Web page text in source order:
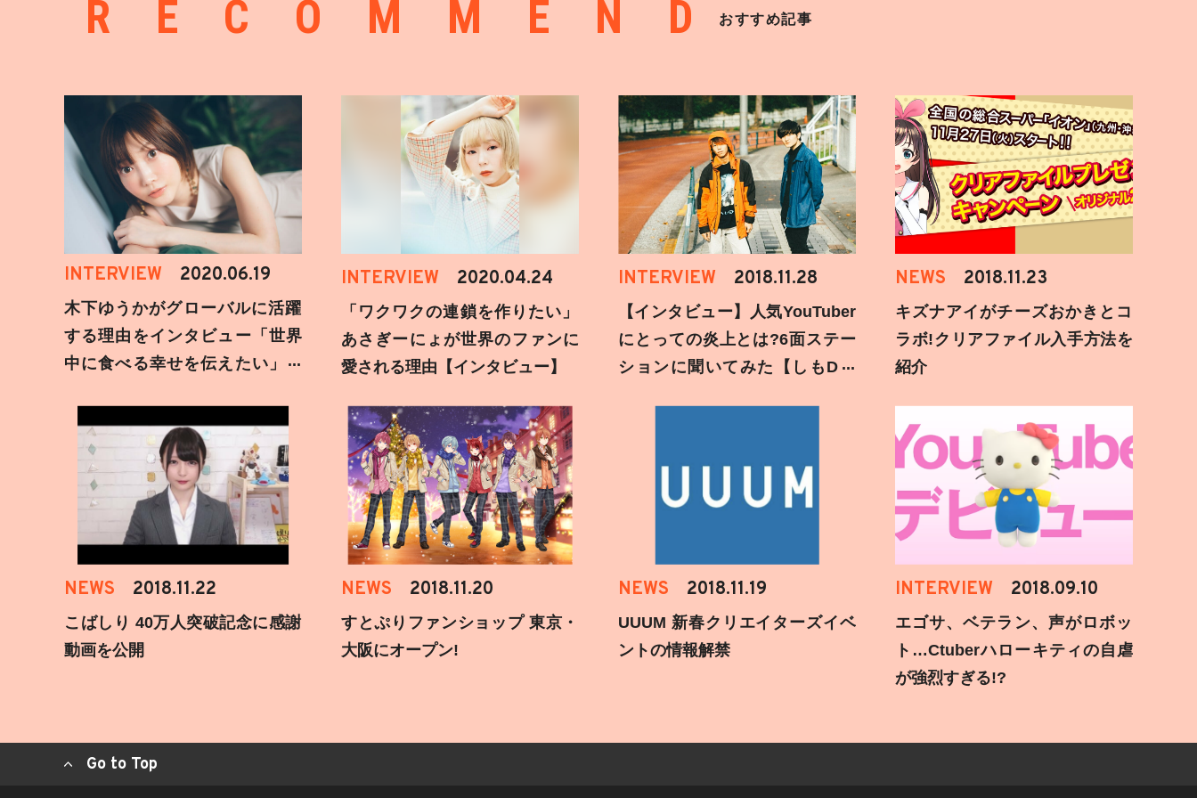
RECOMMENDおすすめ記事
INTERVIEW 2020.06.19
木下ゆうかがグローバルに活躍
する理由をインタビュー「世界
中に食べる幸せを伝えたい」新
INTERVIEW 2020.04.24
「ワクワクの連鎖を作りたい」
あさぎーにょが世界のファンに
愛される理由【インタビュー】
INTERVIEW 2018.11.28
【インタビュー】人気YouTuber
にとっての炎上とは?6面ステー
ションに聞いてみた【しもD遅
NEWS 2018.11.23
キズナアイがチーズおかきとコ
ラボ!クリアファイル入手方法を
紹介
NEWS 2018.11.22
こばしり 40万人突破記念に感謝
動画を公開
NEWS 2018.11.20
すとぷりファンショップ 東京・
大阪にオープン!
NEWS 2018.11.19
UUUM 新春クリエイターズイベ
ントの情報解禁
INTERVIEW 2018.09.10
エゴサ、ベテラン、声がロボッ
ト…Ctuberハローキティの自虐
が強烈すぎる!?
Go to Top